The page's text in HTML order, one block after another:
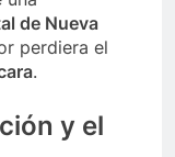
de Nueva
perdiera el
.
y el